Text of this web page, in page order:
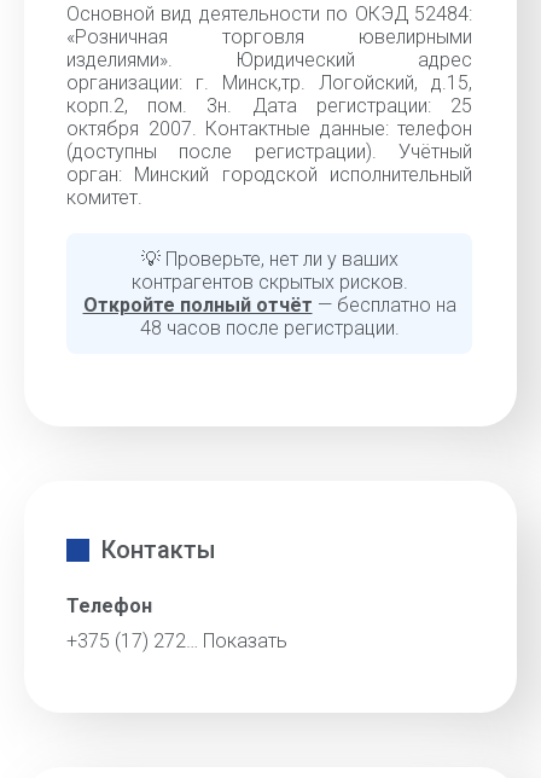
Основной вид деятельности по ОКЭД 52484:
«Розничная торговля ювелирными
изделиями». Юридический адрес
организации: г. Минск,тр. Логойский, д.15,
корп.2, пом. 3н. Дата регистрации: 25
октября 2007. Контактные данные: телефон
(доступны после регистрации). Учётный
орган: Минский городской исполнительный
комитет.
💡 Проверьте, нет ли у ваших
контрагентов скрытых рисков.
Откройте полный отчёт — бесплатно на
48 часов после регистрации.
Контакты
Телефон
+375 (17) 272… Показать